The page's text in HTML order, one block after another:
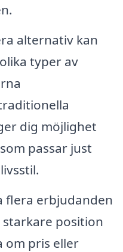
alternativ kan
typer av
dig möjlighet
passar just
flera erbjudanden
position
om pris eller